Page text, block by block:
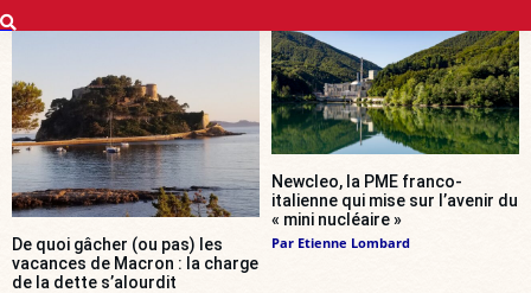
De quoi gâcher (ou pas) les
vacances de Macron : la charge
de la dette s’alourdit
Newcleo, la PME franco-
italienne qui mise sur l’avenir du
« mini nucléaire »
Par Etienne Lombard